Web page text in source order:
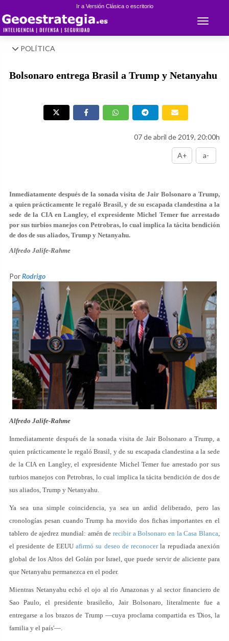
Ir a Versión Clásica o escritorio
Toggle
POLÍTICA
Bolsonaro entrega Brasil a Trump y Netanyahu
07 de abril de 2019, 20:00h
A+ a-
Inmediatamente después de la sonada visita de Jair Bolsonaro a Trump,
a quien prácticamente le regaló Brasil, y de su escapada clandestina a la
sede de la CIA en Langley, el expresidente Michel Temer fue arrestado
por sus turbios manejos con Petrobras, lo cual implica la tácita bendición
de dos de sus aliados, Trump y Netanyahu.
Alfredo Jalife-Rahme
PorRodrigo
Alfredo Jalife-Rahme
Inmediatamente después de la sonada visita de Jair Bolsonaro a Trump, a
quien prácticamente le regaló Brasil, y de su escapada clandestina a la sede
de la CIA en Langley, el expresidente Michel Temer fue arrestado por sus
turbios manejos con Petrobras, lo cual implica la tácita bendición de dos de
sus aliados, Trump y Netanyahu.
Ya sea una simple coincidencia, ya sea un ardid deliberado, pero las
cronologías pesan cuando Trump ha movido dos fichas importantes en el
tablero de ajedrez mundial: amén de recibir a Bolsonaro en la Casa Blanca,
el presidente de EEUUafirmó su deseo de reconocerla repudiada anexión
global de los Altos del Golán por Israel, que puede servir de aliciente para
que Netanyahu permanezca en el poder.
Mientras Netanyahu echó el ojo al río Amazonas y al sector financiero de
Sao Paulo, el presidente brasileño, Jair Bolsonaro, literalmente fue a
entregarse a los brazos de Trump —cuya proclama compartida es 'Dios, la
familia y el país'—.